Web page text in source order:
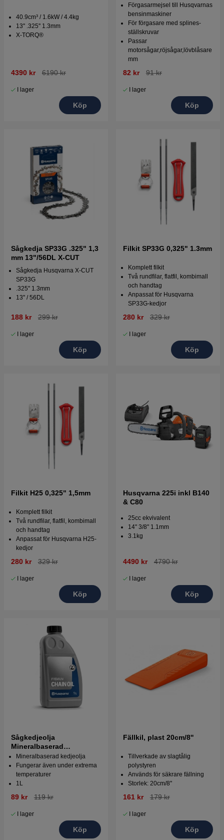
40.9cm³ / 1.6kW / 4.4kg
13'' .325'' 1.3mm
X-TORQ®
4390 kr 6190 kr
I lager
Köp
Förgasarmejsel till Husqvarnas
bensinmaskiner
För förgasare med splines-
ställskruvar
Passar
motorsågar,röjsågar,lövblåsare
mm
82 kr 91 kr
I lager
Köp
Sågkedja SP33G .325" 1,3
mm 13"/56DL X-CUT
Sågkedja Husqvarna X-CUT
SP33G
.325'' 1.3mm
13'' / 56DL
188 kr 299 kr
I lager
Köp
Filkit SP33G 0,325" 1.3mm
Komplett filkit
Två rundfilar, flatfil, kombimall
och handtag
Anpassat för Husqvarna
SP33G-kedjor
280 kr 329 kr
I lager
Köp
Filkit H25 0,325" 1,5mm
Komplett filkit
Två rundfilar, flatfil, kombimall
och handtag
Anpassat för Husqvarna H25-
kedjor
280 kr 329 kr
I lager
Köp
Husqvarna 225i inkl B140
& C80
25cc ekvivalent
14" 3/8" 1.1mm
3.1kg
4490 kr 4790 kr
I lager
Köp
Sågkedjeolja
Mineralbaserad
Husqvarna 1L
Mineralbaserad kedjeolja
Fungerar även under extrema
temperaturer
1L
89 kr 119 kr
I lager
Köp
Fällkil, plast 20cm/8''
Tillverkade av slagtålig
polystyren
Används för säkrare fällning
Storlek: 20cm/8''
161 kr 179 kr
I lager
Köp